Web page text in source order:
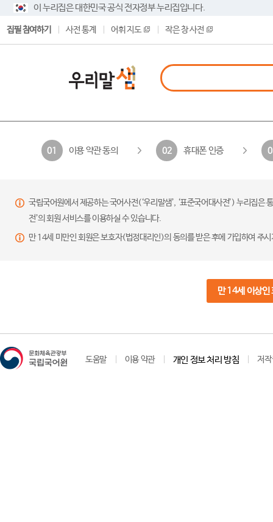
이 누리집은 대한민국 공식 전자정부 누리집입니다.
집필 참여하기 사전 통계 어휘 지도 작은 창 사전
01 이용 약관 동의 02 휴대폰 인증
국립국어원에서 제공하는 국어사전(‘우리말샘’, ‘표준국어대사전’) 누리집
전’의 회원 서비스를 이용하실 수 있습니다.
만 14세 미만인 회원은 보호자(법정대리인)의 동의를 받은 후에 가입하여 주
만 14세 이상인
도움말 이용 약관 개인 정보 처리 방침 저